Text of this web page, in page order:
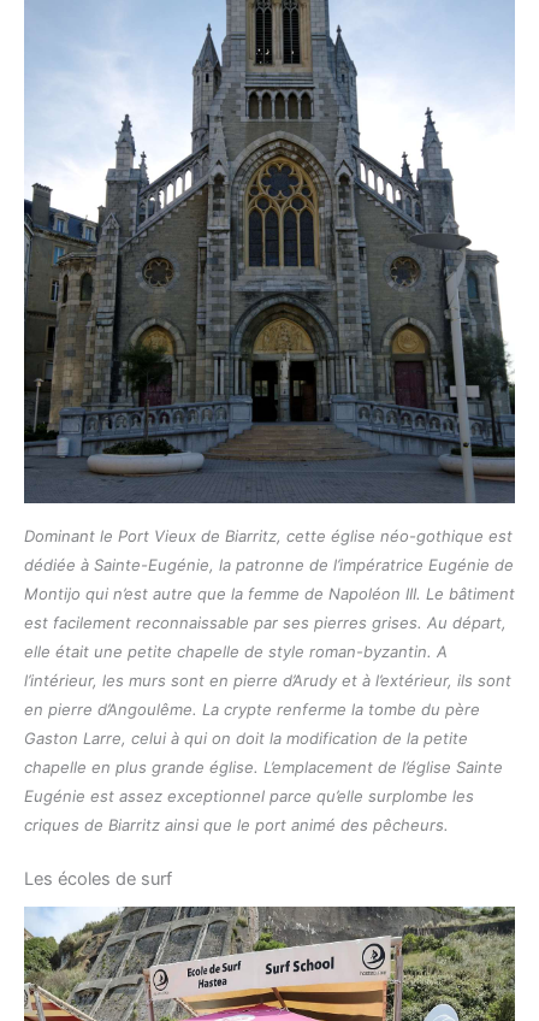
Dominant le Port Vieux de Biarritz, cette église néo-gothique est
dédiée à Sainte-Eugénie, la patronne de l’impératrice Eugénie de
Montijo qui n’est autre que la femme de Napoléon III. Le bâtiment
est facilement reconnaissable par ses pierres grises. Au départ,
elle était une petite chapelle de style roman-byzantin. A
l’intérieur, les murs sont en pierre d’Arudy et à l’extérieur, ils sont
en pierre d’Angoulême. La crypte renferme la tombe du père
Gaston Larre, celui à qui on doit la modification de la petite
chapelle en plus grande église. L’emplacement de l’église Sainte
Eugénie est assez exceptionnel parce qu’elle surplombe les
criques de Biarritz ainsi que le port animé des pêcheurs.
Les écoles de surf